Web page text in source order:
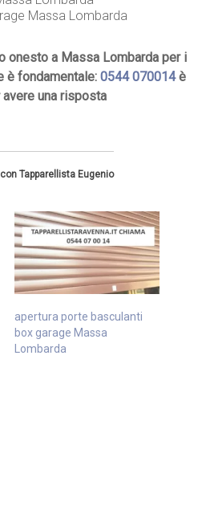
Massa Lombarda
onesto a Massa Lombarda per i
è fondamentale:0544 070014è
una risposta
Tapparellista Eugenio
apertura porte basculanti
box garage Massa
Lombarda